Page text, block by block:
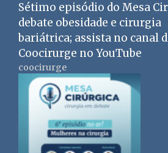
Sétimo episódio do Mesa
debate obesidade e cirurgia
bariátrica; assista no canal
Coocirurge no YouTube
coocirurge